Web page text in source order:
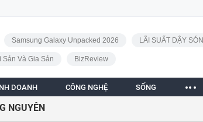
Samsung Galaxy Unpacked 2026 LÃI SUẤT DẬY
Sản Và Gia Sản BizReview
DOANH CÔNG NGHỆ SỐNG
NGUYÊN